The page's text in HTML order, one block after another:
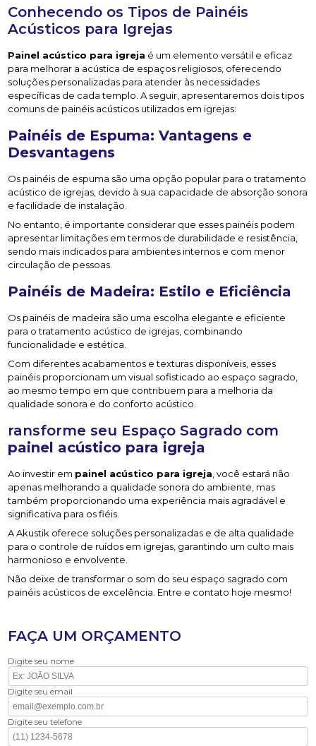
Conhecendo os Tipos de Painéis
Acústicos para Igrejas
Painel acústico para igreja é um elemento versátil e eficaz
para melhorar a acústica de espaços religiosos, oferecendo
soluções personalizadas para atender às necessidades
específicas de cada templo. A seguir, apresentaremos dois tipos
comuns de painéis acústicos utilizados em igrejas:
Painéis de Espuma: Vantagens e
Desvantagens
Os painéis de espuma são uma opção popular para o tratamento
acústico de igrejas, devido à sua capacidade de absorção sonora
e facilidade de instalação.
No entanto, é importante considerar que esses painéis podem
apresentar limitações em termos de durabilidade e resistência,
sendo mais indicados para ambientes internos e com menor
circulação de pessoas.
Painéis de Madeira: Estilo e Eficiência
Os painéis de madeira são uma escolha elegante e eficiente
para o tratamento acústico de igrejas, combinando
funcionalidade e estética.
Com diferentes acabamentos e texturas disponíveis, esses
painéis proporcionam um visual sofisticado ao espaço sagrado,
ao mesmo tempo em que contribuem para a melhoria da
qualidade sonora e do conforto acústico.
ransforme seu Espaço Sagrado com
painel acústico para igreja
Ao investir em painel acústico para igreja , você estará não
apenas melhorando a qualidade sonora do ambiente, mas
também proporcionando uma experiência mais agradável e
significativa para os fiéis.
A Akustik oferece soluções personalizadas e de alta qualidade
para o controle de ruídos em igrejas, garantindo um culto mais
harmonioso e envolvente.
Não deixe de transformar o som do seu espaço sagrado com
painéis acústicos de excelência. Entre e contato hoje mesmo!
FAÇA UM ORÇAMENTO
Digite seu nome
Digite seu email
Digite seu telefone